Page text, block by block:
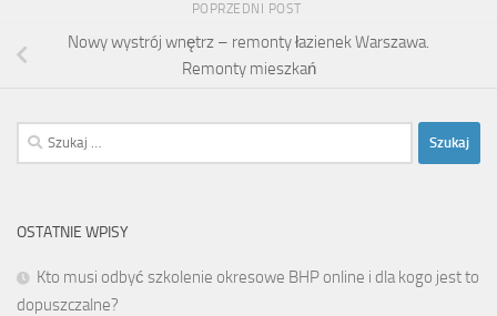
POPRZEDNI POST
Nowy wystrój wnętrz – remonty łazienek Warszawa.
Remonty mieszkań
Szukaj:
OSTATNIE WPISY
Kto musi odbyć szkolenie okresowe BHP online i dla kogo jest to
dopuszczalne?